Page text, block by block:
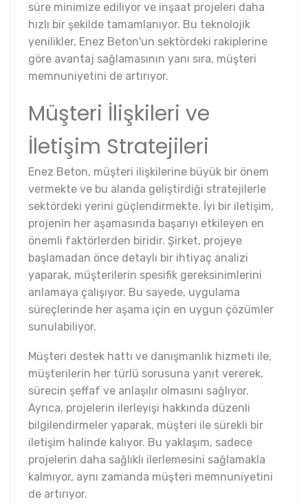
süre minimize ediliyor ve inşaat projeleri daha
hızlı bir şekilde tamamlanıyor. Bu teknolojik
yenilikler, Enez Beton'un sektördeki rakiplerine
göre avantaj sağlamasının yanı sıra, müşteri
memnuniyetini de artırıyor.
Müşteri İlişkileri ve
İletişim Stratejileri
Enez Beton, müşteri ilişkilerine büyük bir önem
vermekte ve bu alanda geliştirdiği stratejilerle
sektördeki yerini güçlendirmekte. İyi bir iletişim,
projenin her aşamasında başarıyı etkileyen en
önemli faktörlerden biridir. Şirket, projeye
başlamadan önce detaylı bir ihtiyaç analizi
yaparak, müşterilerin spesifik gereksinimlerini
anlamaya çalışıyor. Bu sayede, uygulama
süreçlerinde her aşama için en uygun çözümler
sunulabiliyor.
Müşteri destek hattı ve danışmanlık hizmeti ile,
müşterilerin her türlü sorusuna yanıt vererek,
sürecin şeffaf ve anlaşılır olmasını sağlıyor.
Ayrıca, projelerin ilerleyişi hakkında düzenli
bilgilendirmeler yaparak, müşteri ile sürekli bir
iletişim halinde kalıyor. Bu yaklaşım, sadece
projelerin daha sağlıklı ilerlemesini sağlamakla
kalmıyor, aynı zamanda müşteri memnuniyetini
de artırıyor.